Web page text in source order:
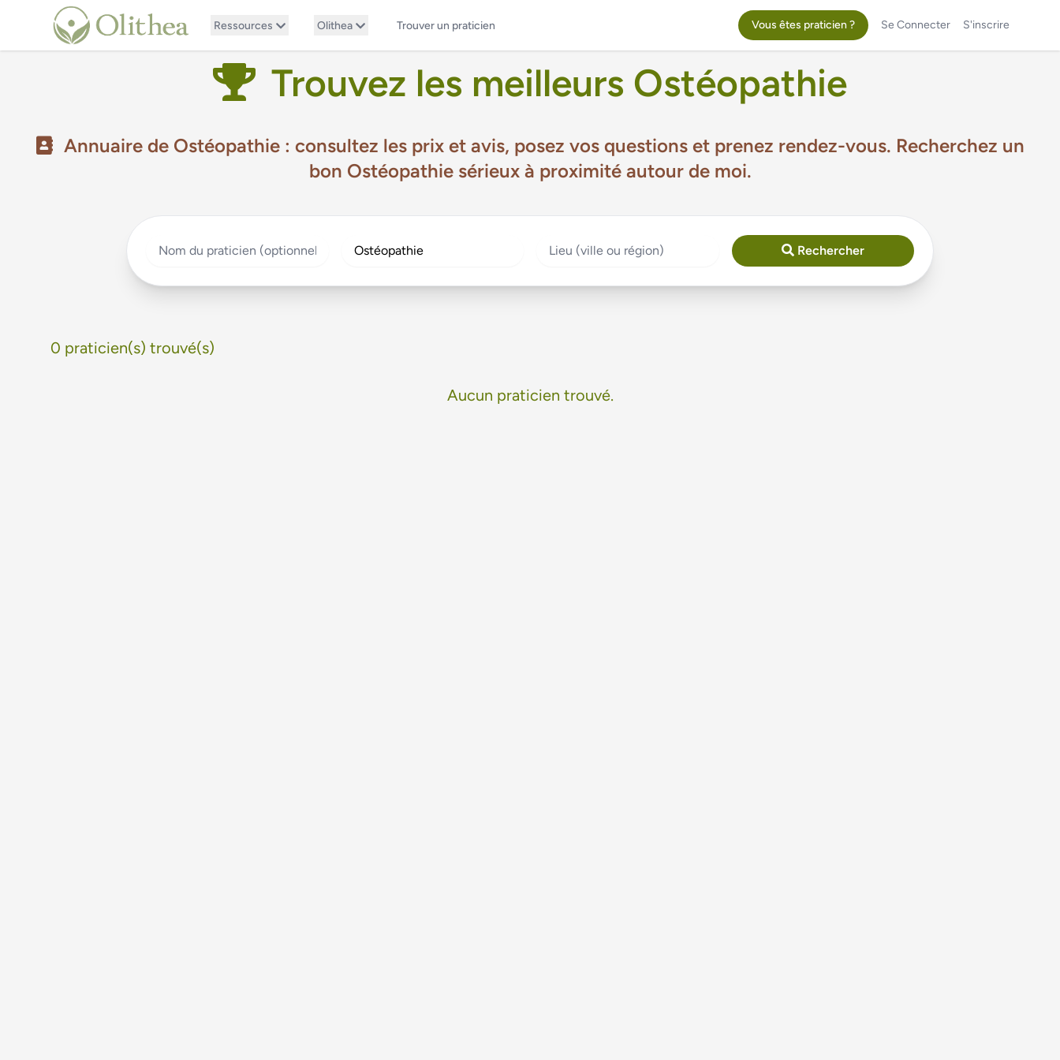
Ressources Olithea Trouver un praticien Vous êtes praticien ? Se Connecter S'inscrire
Trouvez les meilleurs Ostéopathie
Annuaire de Ostéopathie : consultez les prix et avis, posez vos questions et prenez rendez-vous. Recherchez un
bon Ostéopathie sérieux à proximité autour de moi.
Nom du praticien Spécialité Lieu Rechercher
0 praticien(s) trouvé(s)
Aucun praticien trouvé.